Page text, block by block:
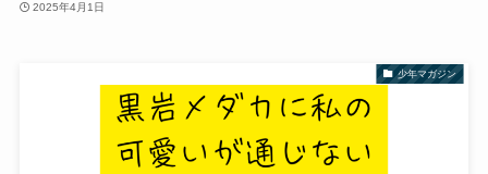
2025年4月1日
少年マガジン